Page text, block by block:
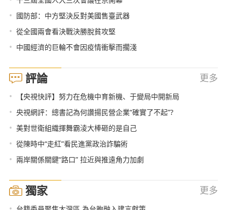
• 國防部：中方堅決反對美國售臺武器
• 從全國兩會看決戰決勝脫貧攻堅
• 中國經濟的巨輪不會因疫情衝擊而擱淺
評論 更多
• 【央視快評】努力在危機中育新機、于變局中開新局
• 央視網評：總書記為何讚揚民營企業“確實了不起”?
• 美對世衛組織揮舞霸淩大棒砸的是自己
• 從陳時中“走紅”看民進黨政治詐騙術
• 兩岸關係關鍵“路口” 拉近與推遠角力加劇
獨家 更多